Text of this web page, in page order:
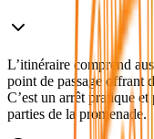
L’itinéraire comprend
point de passage offrant
C’est un arrêt pratique
parties de la promenade.